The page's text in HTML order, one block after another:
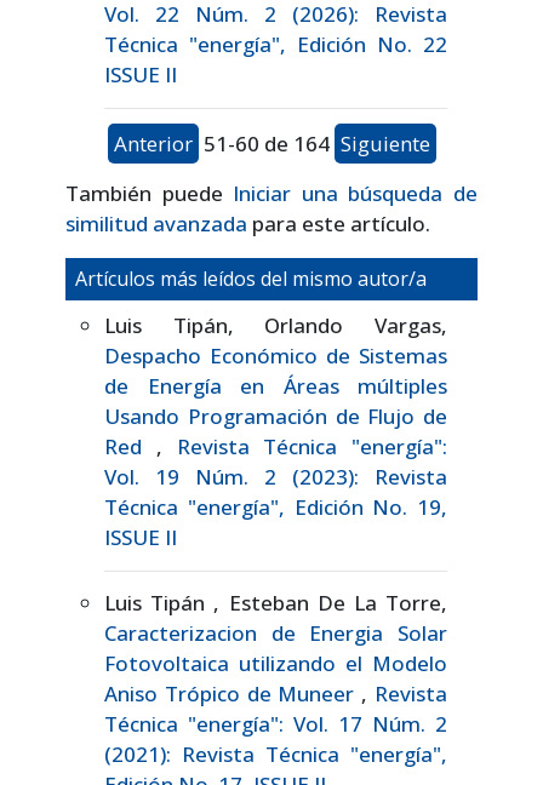
Vol. 22 Núm. 2 (2026): Revista
Técnica "energía", Edición No. 22
ISSUE II
Anterior 51-60 de 164 Siguiente
También puede Iniciar una búsqueda de
similitud avanzada para este artículo.
Artículos más leídos del mismo autor/a
Luis Tipán, Orlando Vargas,
Despacho Económico de Sistemas
de Energía en Áreas múltiples
Usando Programación de Flujo de
Red ,
Revista Técnica "energía":
Vol. 19 Núm. 2 (2023): Revista
Técnica "energía", Edición No. 19,
ISSUE II
Luis Tipán , Esteban De La Torre,
Caracterizacion de Energia Solar
Fotovoltaica utilizando el Modelo
Aniso Trópico de Muneer , Revista
Técnica "energía": Vol. 17 Núm. 2
(2021): Revista Técnica "energía",